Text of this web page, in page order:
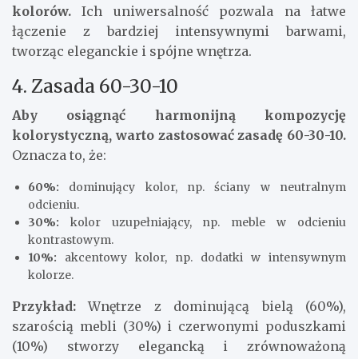
kolorów.Ich uniwersalność pozwala na łatwe
łączenie z bardziej intensywnymi barwami,
tworząc eleganckie i spójne wnętrza.
4. Zasada 60-30-10
Aby osiągnąć harmonijną kompozycję
kolorystyczną, warto zastosować zasadę 60-30-10.
Oznacza to, że:
60%: dominujący kolor, np. ściany w neutralnym
odcieniu.
30%: kolor uzupełniający, np. meble w odcieniu
kontrastowym.
10%: akcentowy kolor, np. dodatki w intensywnym
kolorze.
Przykład: Wnętrze z dominującą bielą (60%),
szarością mebli (30%) i czerwonymi poduszkami
(10%) stworzy elegancką i zrównoważoną